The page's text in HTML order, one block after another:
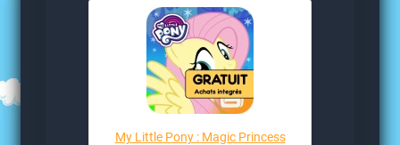
My Little Pony : Magic Princess